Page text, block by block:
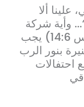
علينا ألا
وأية شركة
للنور مع الظلمة؟” (٢كورنثوس 14:6) يجب
بنور الرب
احتفالات